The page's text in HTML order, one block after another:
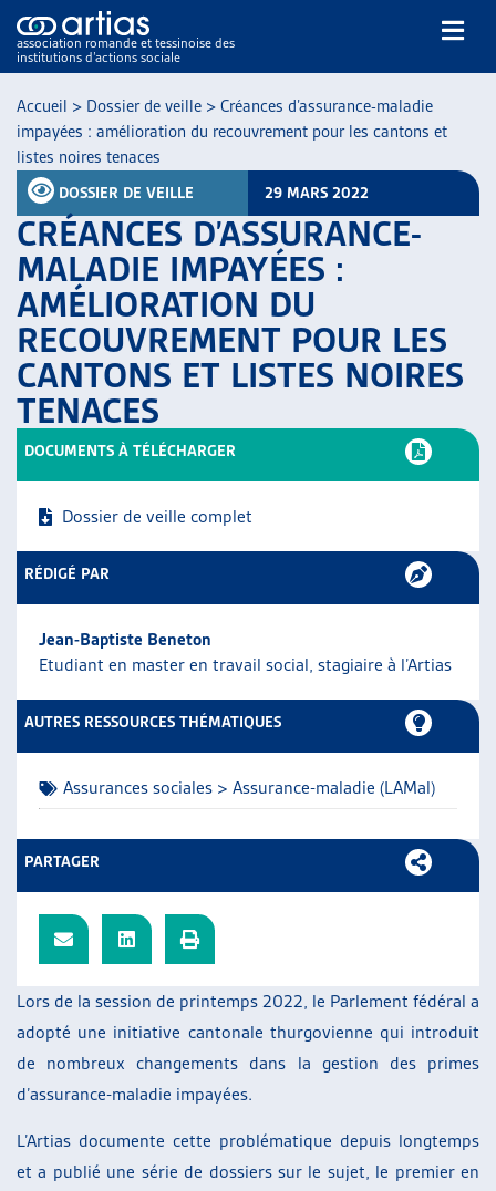
association romande et tessinoise des
institutions d’actions sociale
NOS PUBLICATIONS
ARTICLES
DOSSIERS DU MOIS
VEILLE
RESSOURCES
THÉMATIQUES
GUIDE SOCIAL ROMAND
AUTRES
ARTIAS
PROJETS ET ACTIVITÉS
Accueil > Dossier de veille > Créances d’assurance-maladie
impayées : amélioration du recouvrement pour les cantons et
listes noires tenaces
DOSSIER DE VEILLE 29 MARS 2022
CRÉANCES D’ASSURANCE-
MALADIE IMPAYÉES :
AMÉLIORATION DU
RECOUVREMENT POUR LES
CANTONS ET LISTES NOIRES
TENACES
Lors de la session de printemps 2022, le Parlement fédéral a
adopté une initiative cantonale thurgovienne qui introduit
de nombreux changements dans la gestion des primes
d’assurance-maladie impayées.
L’Artias documente cette problématique depuis longtemps
et a publié une série de dossiers sur le sujet, le premier en
DOCUMENTS À TÉLÉCHARGER
Dossier de veille complet
RÉDIGÉ PAR
Jean-Baptiste Beneton
Etudiant en master en travail social, stagiaire à l’Artias
AUTRES RESSOURCES THÉMATIQUES
Assurances sociales > Assurance-maladie (LAMal)
PARTAGER